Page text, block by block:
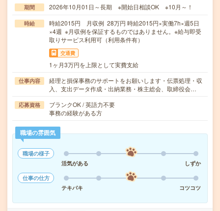
期間 2026年10月01日～長期 ※開始日相談OK ※10月～！
時給
時給2015円 月収例 28万円 時給2015円×実働7h×週5日
×4週 ※月収例を保証するものではありません。※給与即受
取りサービス利用可（利用条件有）
交通費
1ヶ月3万円を上限として実費支給
仕事内容
経理と損保事務のサポートをお願いします・伝票処理・収
入、支出データ作成・出納業務・株主総会、取締役会…
応募資格
ブランクOK / 英語力不要
事務の経験がある方
職場の雰囲気
職場の様子
活気がある
しずか
仕事の仕方
テキパキ
コツコツ